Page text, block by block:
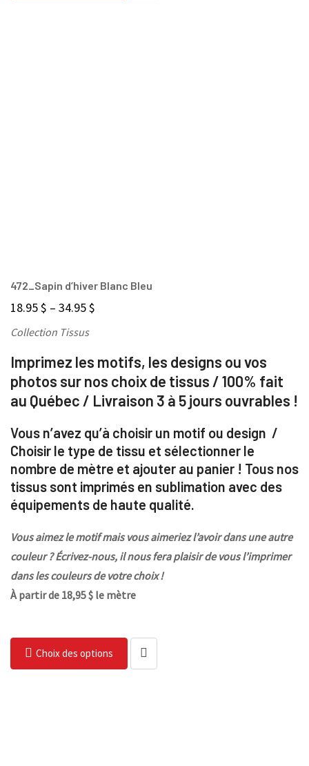
472_Sapin d’hiver Blanc Bleu
18.95$ – 34.95$
Collection Tissus
Imprimez les motifs, les designs ou vos
photos sur nos choix de tissus / 100% fait
au Québec / Livraison 3 à 5 jours ouvrables !
Vous n’avez qu’à choisir un motif ou design /
Choisir le type de tissu et sélectionner le
nombre de mètre et ajouter au panier ! Tous nos
tissus sont imprimés en sublimation avec des
équipements de haute qualité.
Vous aimez le motif mais vous aimeriez l’avoir dans une autre
couleur ? Écrivez-nous, il nous fera plaisir de vous l’imprimer
dans les couleurs de votre choix !
À partir de 18,95 $ le mètre
Choix des options